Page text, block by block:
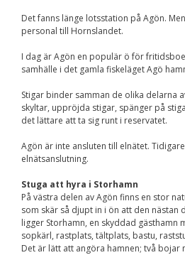
Det fanns länge lotsstation på Agön.
personal till Hornslandet.
I dag är Agön en populär ö för
samhälle i det gamla fiskeläget Agö
Stigar binder samman de olika delarna
skyltar, uppröjda stigar, spänger på
det lättare att ta sig runt i reservatet.
Agön är inte ansluten till elnätet.
elnätsanslutning.
Stuga att hyra i Storhamn
På västra delen av Agön finns en stor
som skär så djupt in i ön att den nästan
ligger Storhamn, en skyddad gästhamn
sopkärl, rastplats, tältplats, bastu,
Det är lätt att angöra hamnen; två bojar